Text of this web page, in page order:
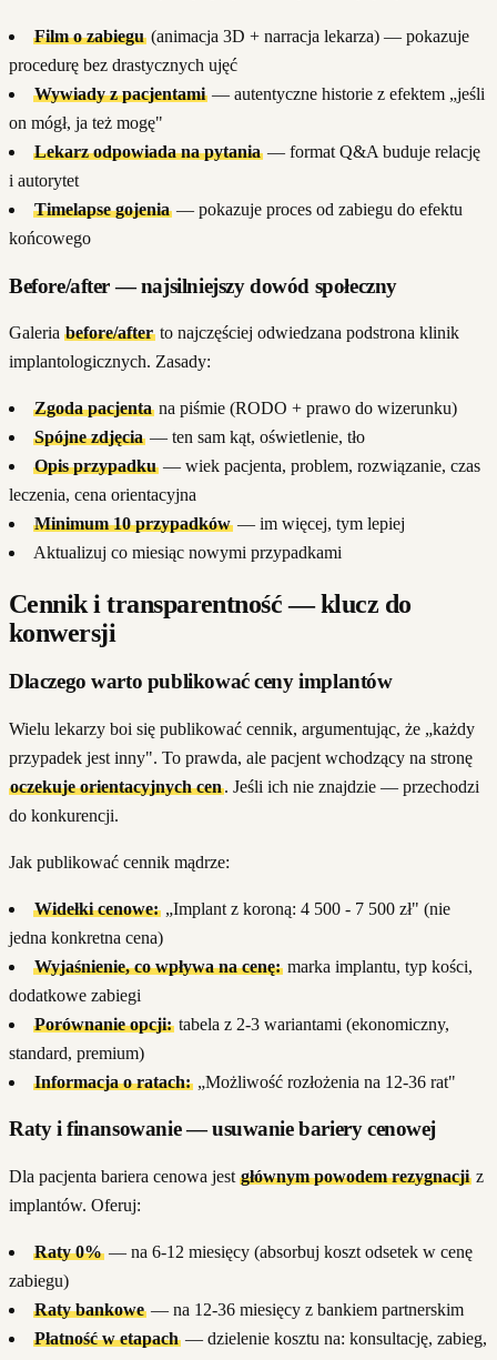
Film o zabiegu(animacja 3D + narracja lekarza) — pokazuje
procedurę bez drastycznych ujęć
Wywiady z pacjentami— autentyczne historie z efektem „jeśli
on mógł, ja też mogę"
Lekarz odpowiada na pytania— format Q&A buduje relację
i autorytet
Timelapse gojenia— pokazuje proces od zabiegu do efektu
końcowego
Before/after — najsilniejszy dowód społeczny
Galeria before/afterto najczęściej odwiedzana podstrona klinik
implantologicznych. Zasady:
Zgoda pacjentana piśmie (RODO + prawo do wizerunku)
Spójne zdjęcia— ten sam kąt, oświetlenie, tło
Opis przypadku— wiek pacjenta, problem, rozwiązanie, czas
leczenia, cena orientacyjna
Minimum 10 przypadków— im więcej, tym lepiej
Aktualizuj co miesiąc nowymi przypadkami
Cennik i transparentność — klucz do
konwersji
Dlaczego warto publikować ceny implantów
Wielu lekarzy boi się publikować cennik, argumentując, że „każdy
przypadek jest inny". To prawda, ale pacjent wchodzący na stronę
oczekuje orientacyjnych cen. Jeśli ich nie znajdzie — przechodzi
do konkurencji.
Jak publikować cennik mądrze:
Widełki cenowe:„Implant z koroną: 4 500 - 7 500 zł" (nie
jedna konkretna cena)
Wyjaśnienie, co wpływa na cenę:marka implantu, typ kości,
dodatkowe zabiegi
Porównanie opcji:tabela z 2-3 wariantami (ekonomiczny,
standard, premium)
Informacja o ratach:„Możliwość rozłożenia na 12-36 rat"
Raty i finansowanie — usuwanie bariery cenowej
Dla pacjenta bariera cenowa jest głównym powodem rezygnacjiz
implantów. Oferuj:
Raty 0%— na 6-12 miesięcy (absorbuj koszt odsetek w cenę
zabiegu)
Raty bankowe— na 12-36 miesięcy z bankiem partnerskim
Płatność w etapach— dzielenie kosztu na: konsultację, zabieg,